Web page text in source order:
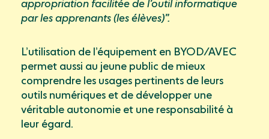
appropriation facilitée de l’outil informatique
par les apprenants (les élèves)”.
L’utilisation de l’équipement en BYOD/AVEC
permet aussi au jeune public de mieux
comprendre les usages pertinents de leurs
outils numériques et de développer une
véritable autonomie et une responsabilité à
leur égard.